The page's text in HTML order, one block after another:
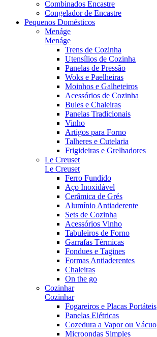
Combinados Encastre
Congelador de Encastre
Pequenos Domésticos
Menáge
Menáge
Trens de Cozinha
Utensílios de Cozinha
Panelas de Pressão
Woks e Paelheiras
Moinhos e Galheteiros
Acessórios de Cozinha
Bules e Chaleiras
Panelas Tradicionais
Vinho
Artigos para Forno
Talheres e Cutelaria
Frigideiras e Grelhadores
Le Creuset
Le Creuset
Ferro Fundido
Aço Inoxidável
Cerâmica de Grés
Alumínio Antiaderente
Sets de Cozinha
Acessórios Vinho
Tabuleiros de Forno
Garrafas Térmicas
Fondues e Tagines
Formas Antiaderentes
Chaleiras
On the go
Cozinhar
Cozinhar
Fogareiros e Placas Portáteis
Panelas Elétricas
Cozedura a Vapor ou Vácuo
Microondas Simples